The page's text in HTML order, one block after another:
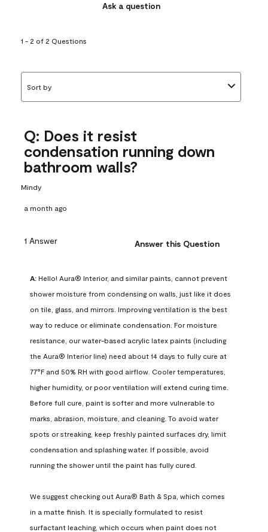
Ask a question
1 - 2 of 2 Questions
Sort by
Q: Does it resist
condensation running down
bathroom walls?
Mindy
a month ago
1 Answer Answer this Question
A: Hello! Aura® Interior, and similar paints, cannot prevent
shower moisture from condensing on walls, just like it does
on tile, glass, and mirrors. Improving ventilation is the best
way to reduce or eliminate condensation. For moisture
resistance, our water-based acrylic latex paints (including
the Aura® Interior line) need about 14 days to fully cure at
77°F and 50% RH with good airflow. Cooler temperatures,
higher humidity, or poor ventilation will extend curing time.
Before full cure, paint is softer and more vulnerable to
marks, abrasion, moisture, and cleaning. To avoid water
spots or streaking, keep freshly painted surfaces dry, limit
condensation and splashing water. If possible, avoid
running the shower until the paint has fully cured.
We suggest checking out Aura® Bath & Spa, which comes
in a matte finish. It is specially formulated to resist
surfactant leaching, which occurs when paint does not